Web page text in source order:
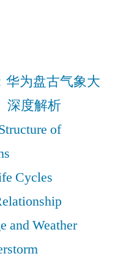
华为盘古气象大
深度解析
of
Cycles
and Weather